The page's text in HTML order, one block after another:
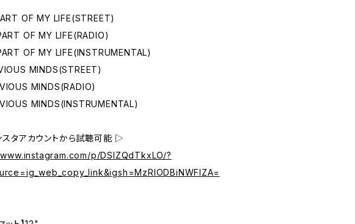
OF MY LIFE(STREET)
OF MY LIFE(RADIO)
OF MY LIFE(INSTRUMENTAL)
MINDS(STREET)
MINDS(RADIO)
MINDS(INSTRUMENTAL)
スタアカウントから試聴可能 ▷
p/DSlZQdTkxLO/?